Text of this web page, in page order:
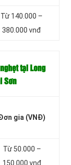
Từ 140.000 –
380.000 vnđ
tại Long
Sơn
gia (VNĐ)
Từ 50.000 –
150.000 vnđ